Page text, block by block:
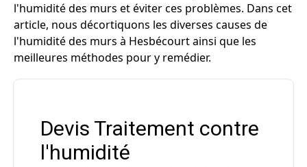
l'humidité des murs et éviter ces problèmes. Dans cet
article, nous décortiquons les diverses causes de
l'humidité des murs à Hesbécourt ainsi que les
meilleures méthodes pour y remédier.
Devis Traitement contre
l'humidité